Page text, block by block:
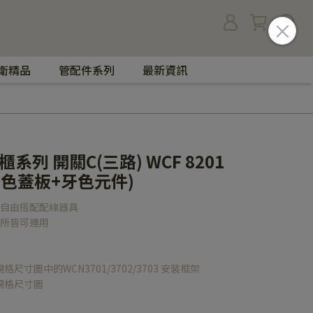
精品 管配件系列 最新資訊
系列 開關C(三路) WCF 8201
蓋板+牙色元件)
由搭配配線器具
皆可運用
尺寸圖中的WCN3701/3702/3703 安裝框架
格尺寸圖